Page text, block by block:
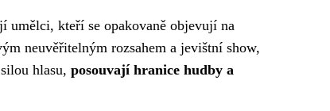
umělci, kteří se opakovaně objevují na
neuvěřitelným rozsahem a jevištní show,
hlasu, posouvají hranice hudby a